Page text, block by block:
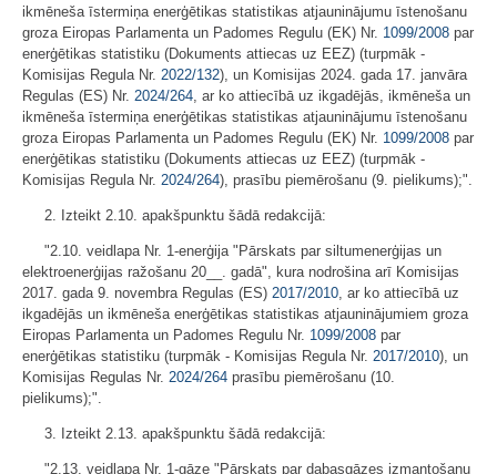
ikmēneša īstermiņa enerģētikas statistikas atjauninājumu īstenošanu
groza Eiropas Parlamenta un Padomes Regulu (EK) Nr. 1099/2008 par
enerģētikas statistiku (Dokuments attiecas uz EEZ) (turpmāk -
Komisijas Regula Nr. 2022/132), un Komisijas 2024. gada 17. janvāra
Regulas (ES) Nr. 2024/264, ar ko attiecībā uz ikgadējās, ikmēneša un
ikmēneša īstermiņa enerģētikas statistikas atjauninājumu īstenošanu
groza Eiropas Parlamenta un Padomes Regulu (EK) Nr. 1099/2008 par
enerģētikas statistiku (Dokuments attiecas uz EEZ) (turpmāk -
Komisijas Regula Nr. 2024/264), prasību piemērošanu (9. pielikums);".
2. Izteikt 2.10. apakšpunktu šādā redakcijā:
"2.10. veidlapa Nr. 1-enerģija "Pārskats par siltumenerģijas un
elektroenerģijas ražošanu 20__. gadā", kura nodrošina arī Komisijas
2017. gada 9. novembra Regulas (ES) 2017/2010, ar ko attiecībā uz
ikgadējās un ikmēneša enerģētikas statistikas atjauninājumiem groza
Eiropas Parlamenta un Padomes Regulu Nr. 1099/2008 par
enerģētikas statistiku (turpmāk - Komisijas Regula Nr. 2017/2010), un
Komisijas Regulas Nr. 2024/264 prasību piemērošanu (10.
pielikums);".
3. Izteikt 2.13. apakšpunktu šādā redakcijā:
"2.13. veidlapa Nr. 1-gāze "Pārskats par dabasgāzes izmantošanu